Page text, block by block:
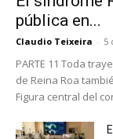
pública en...
Claudio Teixeira - 5
PARTE 11 Toda
de Reina Roa
Figura central del